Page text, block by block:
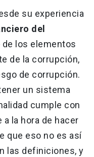
su experiencia
del
los elementos
de la corrupción,
de corrupción.
un sistema
cumple con
la hora de hacer
que eso no es así
las definiciones, y